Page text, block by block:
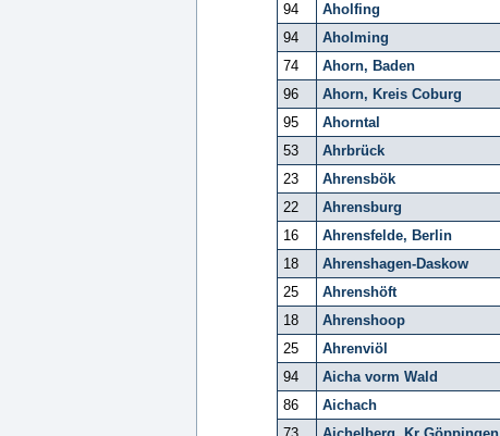
94
Aholfing
94
Aholming
74
Ahorn, Baden
96
Ahorn, Kreis Coburg
95
Ahorntal
53
Ahrbrück
23
Ahrensbök
22
Ahrensburg
16
Ahrensfelde, Berlin
18
Ahrenshagen-Daskow
25
Ahrenshöft
18
Ahrenshoop
25
Ahrenviöl
94
Aicha vorm Wald
86
Aichach